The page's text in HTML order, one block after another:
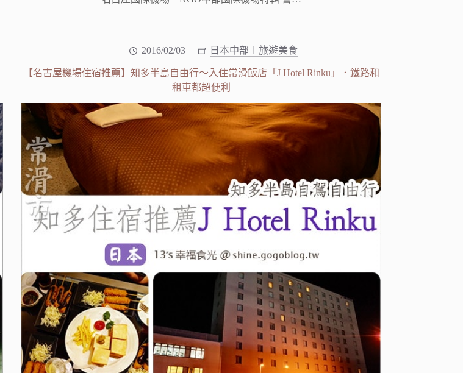
2016/02/03 日本中部︱旅遊美食
【名古屋機場住宿推薦】知多半島自由行～入住常滑飯店「J Hotel Rinku」．鐵路和
租車都超便利